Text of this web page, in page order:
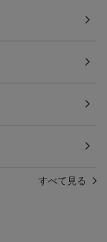
すべて見る